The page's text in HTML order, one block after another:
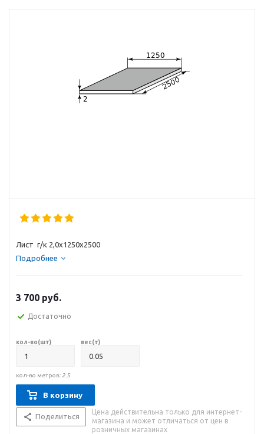
Лист г/к 2,0х1250х2500
Подробнее
3 700 руб.
Достаточно
кол-во(шт) вес(т)
кол-во метров: 2.5
В корзину
Поделиться
Цена действительна только для интернет-
магазина и может отличаться от цен в
розничных магазинах